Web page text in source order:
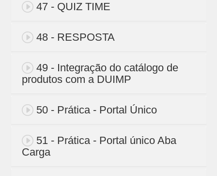
47 - QUIZ TIME
48 - RESPOSTA
49 - Integração do catálogo de
produtos com a DUIMP
50 - Prática - Portal Único
51 - Prática - Portal único Aba
Carga